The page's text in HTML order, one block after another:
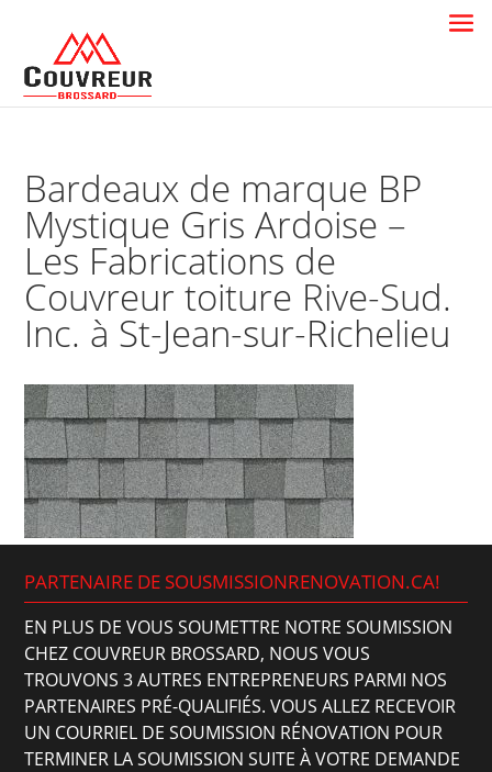
Bardeaux de marque BP
Mystique Gris Ardoise –
Les Fabrications de
Couvreur toiture Rive-Sud.
Inc. à St-Jean-sur-Richelieu
PARTENAIRE DE SOUSMISSIONRENOVATION.CA!
EN PLUS DE VOUS SOUMETTRE NOTRE SOUMISSION
CHEZ COUVREUR BROSSARD, NOUS VOUS
TROUVONS 3 AUTRES ENTREPRENEURS PARMI NOS
PARTENAIRES PRÉ-QUALIFIÉS. VOUS ALLEZ RECEVOIR
UN COURRIEL DE SOUMISSION RÉNOVATION POUR
TERMINER LA SOUMISSION SUITE À VOTRE DEMANDE